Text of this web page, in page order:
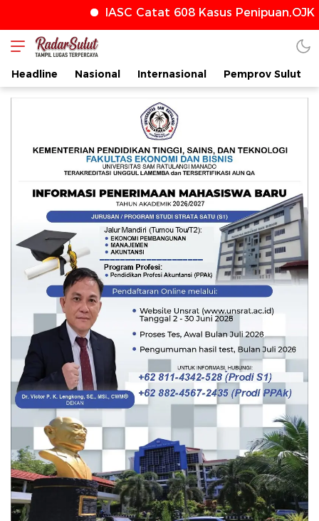
IASC Catat 608 Kasus Penipuan,OJK
radarsulut.com
Headline Nasional Internasional Pemprov Sulut